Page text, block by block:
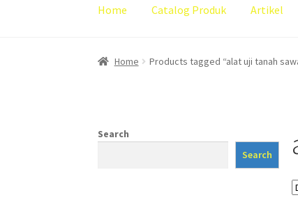
Home Catalog Produk Artikel
Home Artikel Cart Checkout Kontak Kami
Home Products tagged “alat uji tanah
Search
Search